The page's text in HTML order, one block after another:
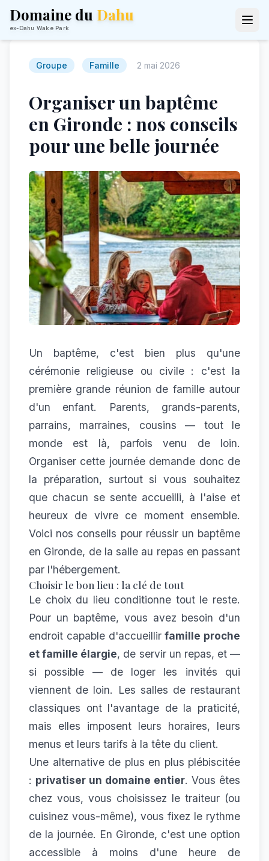
Domaine du Dahu
ex-Dahu Wake Park
Groupe Famille 2 mai 2026
Organiser un baptême
en Gironde : nos conseils
pour une belle journée
Un baptême, c'est bien plus qu'une
cérémonie religieuse ou civile : c'est la
première grande réunion de famille autour
d'un enfant. Parents, grands-parents,
parrains, marraines, cousins — tout le
monde est là, parfois venu de loin.
Organiser cette journée demande donc de
la préparation, surtout si vous souhaitez
que chacun se sente accueilli, à l'aise et
heureux de vivre ce moment ensemble.
Voici nos conseils pour réussir un baptême
en Gironde, de la salle au repas en passant
par l'hébergement.
Choisir le bon lieu : la clé de tout
Le choix du lieu conditionne tout le reste.
Pour un baptême, vous avez besoin d'un
endroit capable d'accueillirfamille proche
et famille élargie, de servir un repas, et —
si possible — de loger les invités qui
viennent de loin. Les salles de restaurant
classiques ont l'avantage de la praticité,
mais elles imposent leurs horaires, leurs
menus et leurs tarifs à la tête du client.
Une alternative de plus en plus plébiscitée
: privatiser un domaine entier. Vous êtes
chez vous, vous choisissez le traiteur (ou
cuisinez vous-même), vous fixez le rythme
de la journée. En Gironde, c'est une option
accessible à moins d'une heure de